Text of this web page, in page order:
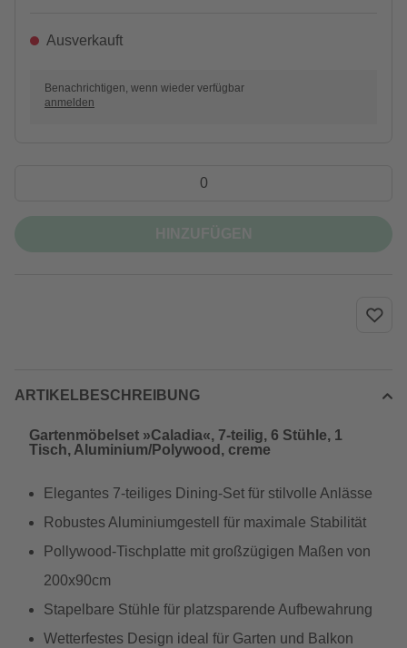
Ausverkauft
Benachrichtigen, wenn wieder verfügbar
anmelden
ARTIKELBESCHREIBUNG
Gartenmöbelset »Caladia«, 7-teilig, 6 Stühle, 1
Tisch, Aluminium/Polywood, creme
Elegantes 7-teiliges Dining-Set für stilvolle Anlässe
Robustes Aluminiumgestell für maximale Stabilität
Pollywood-Tischplatte mit großzügigen Maßen von
200x90cm
Stapelbare Stühle für platzsparende Aufbewahrung
Wetterfestes Design ideal für Garten und Balkon